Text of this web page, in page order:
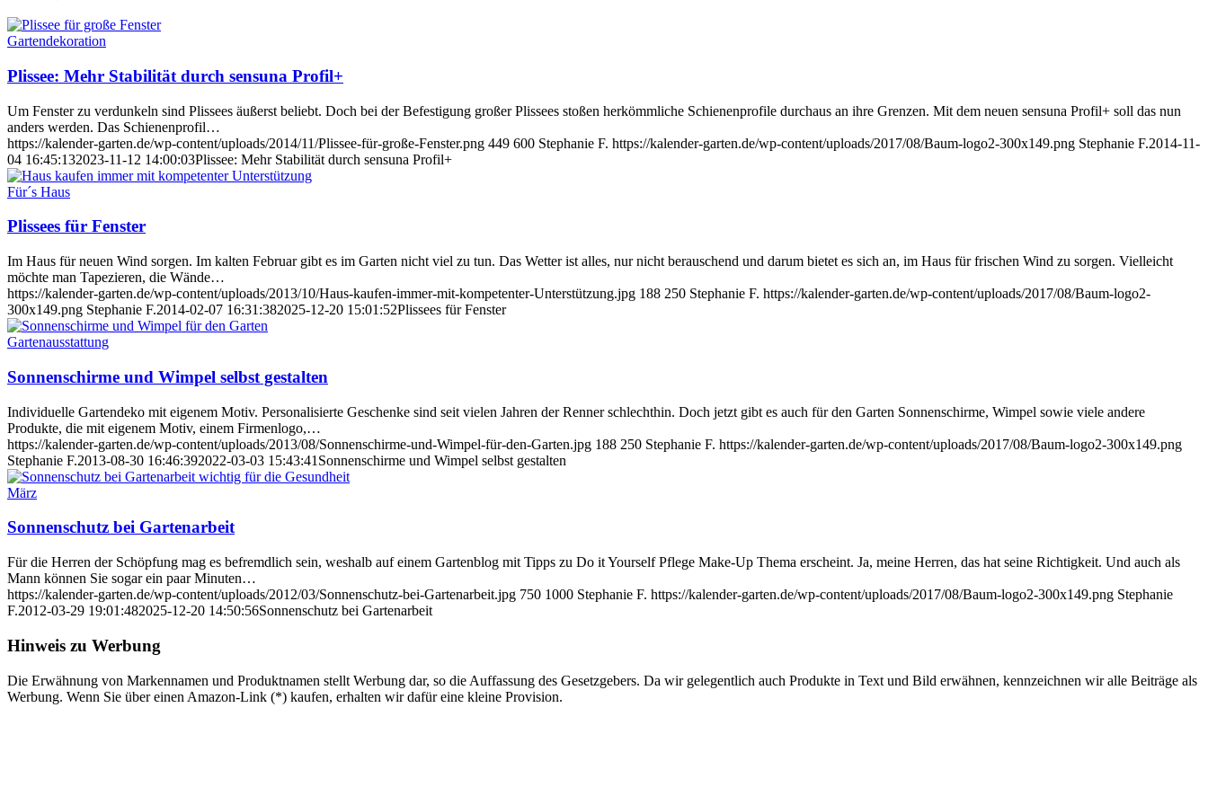
Gartendekoration
Plissee: Mehr Stabilität durch sensuna Profil+
Um Fenster zu verdunkeln sind Plissees äußerst beliebt. Doch bei der Befestigung großer Plissees stoßen herkömmliche Schienenprofile durchaus an ihre Grenzen. Mit dem neuen sensuna Profil+ soll das nun
anders werden. Das Schienenprofil…
https://kalender-garten.de/wp-content/uploads/2014/11/Plissee-für-große-Fenster.png 449 600 Stephanie F. https://kalender-garten.de/wp-content/uploads/2017/08/Baum-logo2-300x149.png Stephanie F.2014-11-
04 16:45:132023-11-12 14:00:03Plissee: Mehr Stabilität durch sensuna Profil+
Für´s Haus
Plissees für Fenster
Im Haus für neuen Wind sorgen. Im kalten Februar gibt es im Garten nicht viel zu tun. Das Wetter ist alles, nur nicht berauschend und darum bietet es sich an, im Haus für frischen Wind zu sorgen. Vielleicht
möchte man Tapezieren, die Wände…
https://kalender-garten.de/wp-content/uploads/2013/10/Haus-kaufen-immer-mit-kompetenter-Unterstützung.jpg 188 250 Stephanie F. https://kalender-garten.de/wp-content/uploads/2017/08/Baum-logo2-
300x149.png Stephanie F.2014-02-07 16:31:382025-12-20 15:01:52Plissees für Fenster
Gartenausstattung
Sonnenschirme und Wimpel selbst gestalten
Individuelle Gartendeko mit eigenem Motiv. Personalisierte Geschenke sind seit vielen Jahren der Renner schlechthin. Doch jetzt gibt es auch für den Garten Sonnenschirme, Wimpel sowie viele andere
Produkte, die mit eigenem Motiv, einem Firmenlogo,…
https://kalender-garten.de/wp-content/uploads/2013/08/Sonnenschirme-und-Wimpel-für-den-Garten.jpg 188 250 Stephanie F. https://kalender-garten.de/wp-content/uploads/2017/08/Baum-logo2-300x149.png
Stephanie F.2013-08-30 16:46:392022-03-03 15:43:41 Sonnenschirme und Wimpel selbst gestalten
März
Sonnenschutz bei Gartenarbeit
Für die Herren der Schöpfung mag es befremdlich sein, weshalb auf einem Gartenblog mit Tipps zu Do it Yourself Pflege Make-Up Thema erscheint. Ja, meine Herren, das hat seine Richtigkeit. Und auch als
Mann können Sie sogar ein paar Minuten…
https://kalender-garten.de/wp-content/uploads/2012/03/Sonnenschutz-bei-Gartenarbeit.jpg 750 1000 Stephanie F. https://kalender-garten.de/wp-content/uploads/2017/08/Baum-logo2-300x149.png Stephanie
F.2012-03-29 19:01:482025-12-20 14:50:56Sonnenschutz bei Gartenarbeit
Hinweis zu Werbung
Die Erwähnung von Markennamen und Produktnamen stellt Werbung dar, so die Auffassung des Gesetzgebers. Da wir gelegentlich auch Produkte in Text und Bild erwähnen, kennzeichnen wir alle Beiträge als
Werbung. Wenn Sie über einen Amazon-Link (*) kaufen, erhalten wir dafür eine kleine Provision.